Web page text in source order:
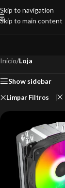
Skip to navigation
Skip to main content
Início/Loja
Show sidebar
Limpar Filtros